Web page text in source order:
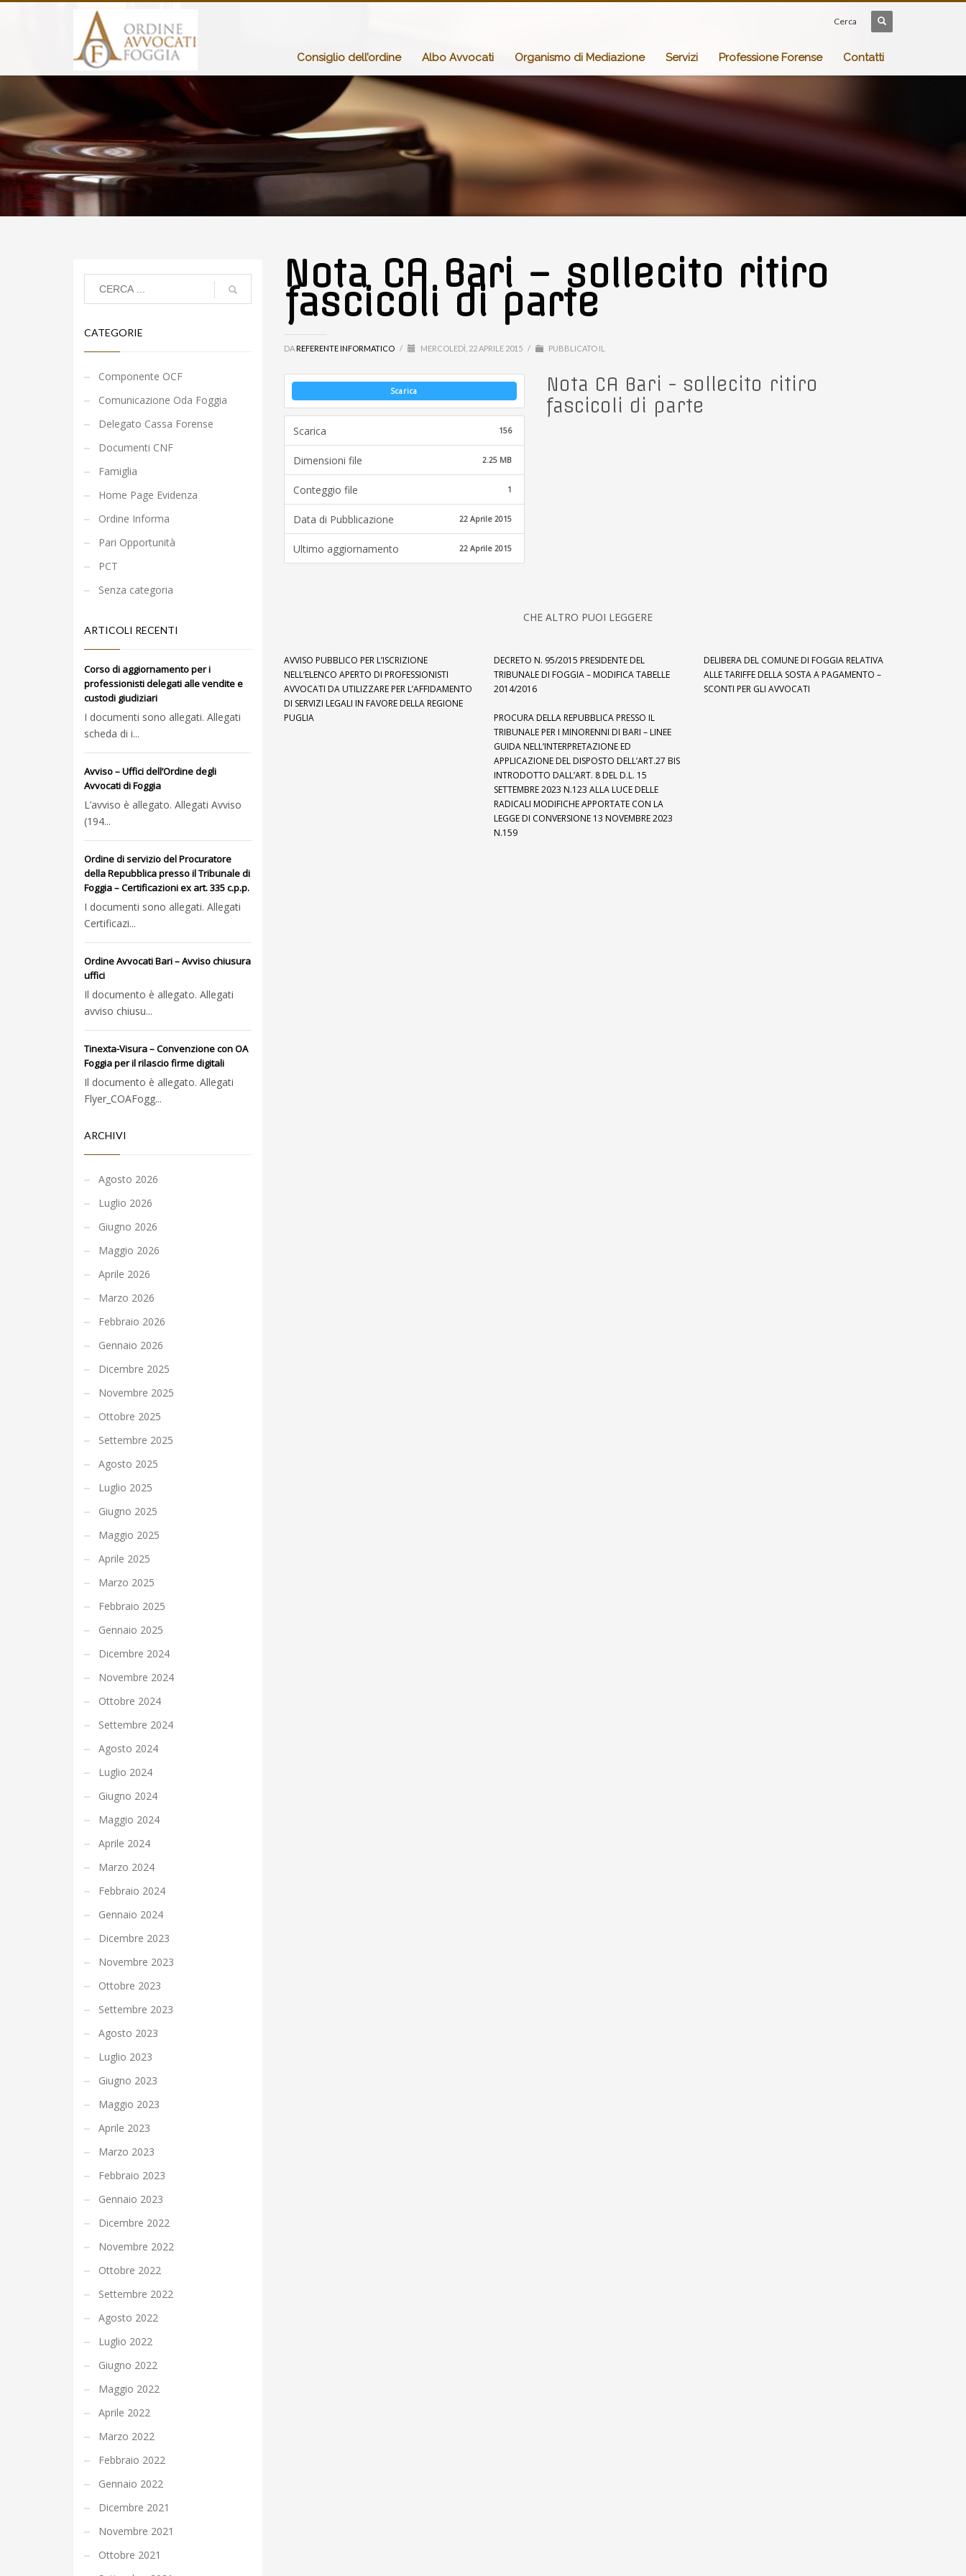
Cerca
Consiglio dell’ordine Albo Avvocati Organismo di Mediazione Servizi Professione Forense Contatti
Nota CA Bari – sollecito ritiro
fascicoli di parte
DA REFERENTE INFORMATICO / MERCOLEDÌ, 22 APRILE 2015 / PUBBLICATO IL
Scarica
Scarica 156
Dimensioni file 2.25 MB
Conteggio file 1
Data di Pubblicazione 22 Aprile 2015
Ultimo aggiornamento 22 Aprile 2015
Nota CA Bari - sollecito ritiro
fascicoli di parte
CHE ALTRO PUOI LEGGERE
AVVISO PUBBLICO PER L’ISCRIZIONE
NELL’ELENCO APERTO DI PROFESSIONISTI
AVVOCATI DA UTILIZZARE PER L’AFFIDAMENTO
DI SERVIZI LEGALI IN FAVORE DELLA REGIONE
PUGLIA
DECRETO N. 95/2015 PRESIDENTE DEL
TRIBUNALE DI FOGGIA – MODIFICA TABELLE
2014/2016
DELIBERA DEL COMUNE DI FOGGIA RELATIVA
ALLE TARIFFE DELLA SOSTA A PAGAMENTO –
SCONTI PER GLI AVVOCATI
PROCURA DELLA REPUBBLICA PRESSO IL
TRIBUNALE PER I MINORENNI DI BARI – LINEE
GUIDA NELL’INTERPRETAZIONE ED
APPLICAZIONE DEL DISPOSTO DELL’ART.27 BIS
INTRODOTTO DALL’ART. 8 DEL D.L. 15
SETTEMBRE 2023 N.123 ALLA LUCE DELLE
RADICALI MODIFICHE APPORTATE CON LA
LEGGE DI CONVERSIONE 13 NOVEMBRE 2023
N.159
CATEGORIE
Componente OCF
Comunicazione Oda Foggia
Delegato Cassa Forense
Documenti CNF
Famiglia
Home Page Evidenza
Ordine Informa
Pari Opportunità
PCT
Senza categoria
ARTICOLI RECENTI
Corso di aggiornamento per i
professionisti delegati alle vendite e
custodi giudiziari
I documenti sono allegati. Allegati
scheda di i...
Avviso – Uffici dell’Ordine degli
Avvocati di Foggia
L’avviso è allegato. Allegati Avviso
(194...
Ordine di servizio del Procuratore
della Repubblica presso il Tribunale di
Foggia – Certificazioni ex art. 335 c.p.p.
I documenti sono allegati. Allegati
Certificazi...
Ordine Avvocati Bari – Avviso chiusura
uffici
Il documento è allegato. Allegati
avviso chiusu...
Tinexta-Visura – Convenzione con OA
Foggia per il rilascio firme digitali
Il documento è allegato. Allegati
Flyer_COAFogg...
ARCHIVI
Agosto 2026
Luglio 2026
Giugno 2026
Maggio 2026
Aprile 2026
Marzo 2026
Febbraio 2026
Gennaio 2026
Dicembre 2025
Novembre 2025
Ottobre 2025
Settembre 2025
Agosto 2025
Luglio 2025
Giugno 2025
Maggio 2025
Aprile 2025
Marzo 2025
Febbraio 2025
Gennaio 2025
Dicembre 2024
Novembre 2024
Ottobre 2024
Settembre 2024
Agosto 2024
Luglio 2024
Giugno 2024
Maggio 2024
Aprile 2024
Marzo 2024
Febbraio 2024
Gennaio 2024
Dicembre 2023
Novembre 2023
Ottobre 2023
Settembre 2023
Agosto 2023
Luglio 2023
Giugno 2023
Maggio 2023
Aprile 2023
Marzo 2023
Febbraio 2023
Gennaio 2023
Dicembre 2022
Novembre 2022
Ottobre 2022
Settembre 2022
Agosto 2022
Luglio 2022
Giugno 2022
Maggio 2022
Aprile 2022
Marzo 2022
Febbraio 2022
Gennaio 2022
Dicembre 2021
Novembre 2021
Ottobre 2021